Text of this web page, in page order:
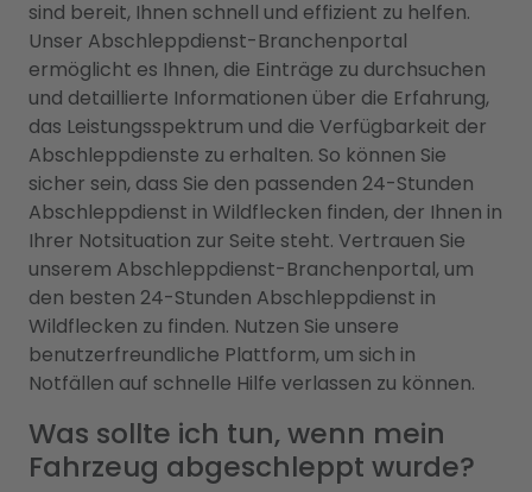
sind bereit, Ihnen schnell und effizient zu helfen.
Unser Abschleppdienst-Branchenportal
ermöglicht es Ihnen, die Einträge zu durchsuchen
und detaillierte Informationen über die Erfahrung,
das Leistungsspektrum und die Verfügbarkeit der
Abschleppdienste zu erhalten. So können Sie
sicher sein, dass Sie den passenden 24-Stunden
Abschleppdienst in Wildflecken finden, der Ihnen in
Ihrer Notsituation zur Seite steht. Vertrauen Sie
unserem Abschleppdienst-Branchenportal, um
den besten 24-Stunden Abschleppdienst in
Wildflecken zu finden. Nutzen Sie unsere
benutzerfreundliche Plattform, um sich in
Notfällen auf schnelle Hilfe verlassen zu können.
Was sollte ich tun, wenn mein
Fahrzeug abgeschleppt wurde?